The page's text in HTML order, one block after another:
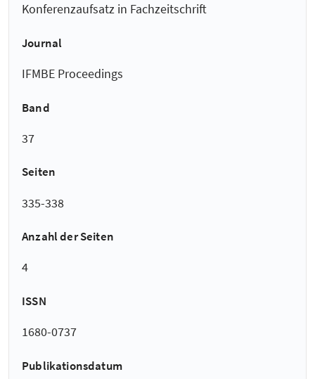
Konferenzaufsatz in Fachzeitschrift
Journal
IFMBE Proceedings
Band
37
Seiten
335-338
Anzahl der Seiten
4
ISSN
1680-0737
Publikationsdatum